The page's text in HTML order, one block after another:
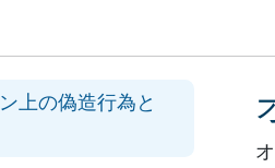
上の偽造行為と